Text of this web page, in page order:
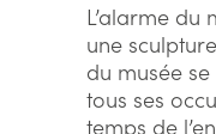
L’alarme du
une
du musée
tous ses
temps de